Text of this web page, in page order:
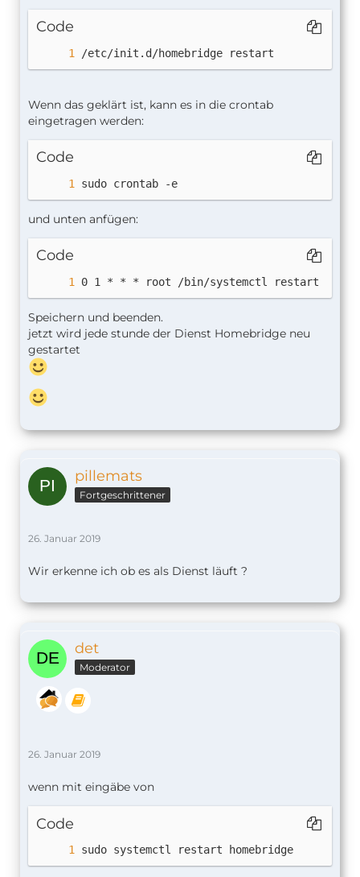
Code
/etc/init.d/homebridge restart
Wenn das geklärt ist, kann es in die crontab
eingetragen werden:
Code
sudo crontab -e
und unten anfügen:
Code
0 1 * * * root /bin/systemctl restart
Speichern und beenden.
jetzt wird jede stunde der Dienst Homebridge neu
gestartet
pillemats
Fortgeschrittener
26. Januar 2019
Wir erkenne ich ob es als Dienst läuft ?
det
Moderator
26. Januar 2019
wenn mit eingäbe von
Code
sudo systemctl restart homebridge